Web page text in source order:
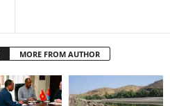
MORE FROM AUTHOR